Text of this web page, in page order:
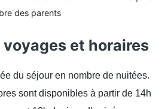
des parents
voyages et horaires
du séjour en nombre de nuitées.
sont disponibles à partir de 14h